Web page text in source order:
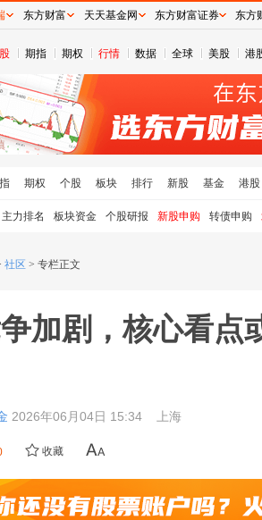
期指 期权 行情 数据 全球 美股 港
期权 个股 板块 排行 新股 基金 港股
主力排名 板块资金 个股研报 新股申购 转债申购
社区 > 专栏正文
加剧，核心看点
2026年06月04日 15:34 上海
收藏
东方财富 天天基金网 东方财富证券 东方